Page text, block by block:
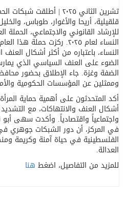
تشرين الثاني ٢٠٢٥ |
قلقيلية، أريحا والأغوار، طوباس،
للإرشاد القانوني والاجتماعي،
النساء لعام ٢٠٢٥ . ركزت حملة هذا
النساء، باعتباره من أكثر أشكال
الضوء على العنف السياسي الذي
الضفة وغزة. جاء الإطلاق بحضور
وممثلين عن المؤسسات الحكومية
أكد المتحدثون على أهمية حماية
أشكال العنف والانتهاكات، مع
واجتماعياً واقتصادياً. وأكدت سهى
في المركز، أن دور الشبكات جوهري
الفلسطينية في حياة آمنة وكريمة
العدالة.
للمزيد من التفاصيل، اضغط هنا